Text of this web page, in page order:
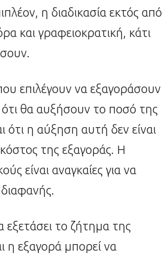
η διαδικασία εκτός από
και γραφειοκρατική, κάτι
επιλέγουν να εξαγοράσουν
θα αυξήσουν το ποσό της
η αύξηση αυτή δεν είναι
της εξαγοράς. Η
είναι αναγκαίες για να
το ζήτημα της
η εξαγορά μπορεί να